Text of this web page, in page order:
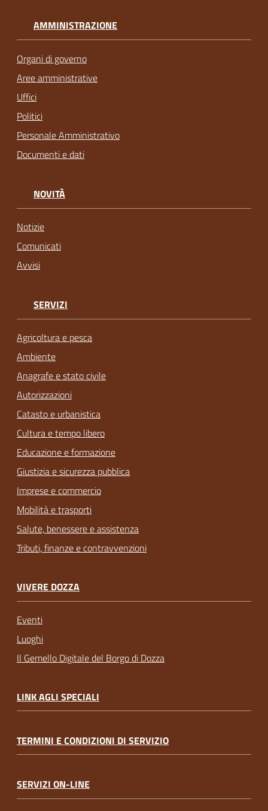
AMMINISTRAZIONE
Organi di governo
Aree amministrative
Uffici
Politici
Personale Amministrativo
Documenti e dati
NOVITÀ
Notizie
Comunicati
Avvisi
SERVIZI
Agricoltura e pesca
Ambiente
Anagrafe e stato civile
Autorizzazioni
Catasto e urbanistica
Cultura e tempo libero
Educazione e formazione
Giustizia e sicurezza pubblica
Imprese e commercio
Mobilità e trasporti
Salute, benessere e assistenza
Tributi, finanze e contravvenzioni
VIVERE DOZZA
Eventi
Luoghi
Il Gemello Digitale del Borgo di Dozza
LINK AGLI SPECIALI
TERMINI E CONDIZIONI DI SERVIZIO
SERVIZI ON-LINE